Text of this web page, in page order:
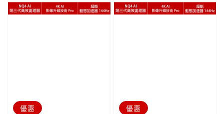
優惠 優惠